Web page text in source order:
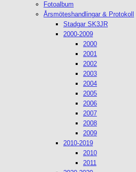
Fotoalbum
Årsmöteshandlingar & Protokoll
Stadgar SK3JR
2000-2009
2000
2001
2002
2003
2004
2005
2006
2007
2008
2009
2010-2019
2010
2011